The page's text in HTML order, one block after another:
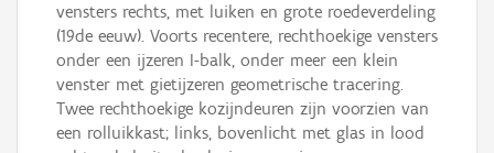
vensters rechts, met luiken en grote roedeverdeling
(19de eeuw). Voorts recentere, rechthoekige vensters
onder een ijzeren I-balk, onder meer een klein
venster met gietijzeren geometrische tracering.
Twee rechthoekige kozijndeuren zijn voorzien van
een rolluikkast; links, bovenlicht met glas in lood